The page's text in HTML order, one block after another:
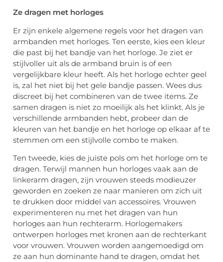
Ze dragen met horloges
Er zijn enkele algemene regels voor het dragen van
armbanden met horloges. Ten eerste, kies een kleur
die past bij het bandje van het horloge. Je ziet er
stijlvoller uit als de armband bruin is of een
vergelijkbare kleur heeft. Als het horloge echter geel
is, zal het niet bij het gele bandje passen. Wees dus
discreet bij het combineren van de twee items. Ze
samen dragen is niet zo moeilijk als het klinkt. Als je
verschillende armbanden hebt, probeer dan de
kleuren van het bandje en het horloge op elkaar af te
stemmen om een stijlvolle combo te maken.
Ten tweede, kies de juiste pols om het horloge om te
dragen. Terwijl mannen hun horloges vaak aan de
linkerarm dragen, zijn vrouwen steeds modieuzer
geworden en zoeken ze naar manieren om zich uit
te drukken door middel van accessoires. Vrouwen
experimenteren nu met het dragen van hun
horloges aan hun rechterarm. Horlogemakers
ontwerpen horloges met kronen aan de rechterkant
voor vrouwen. Vrouwen worden aangemoedigd om
ze aan hun dominante hand te dragen, omdat het